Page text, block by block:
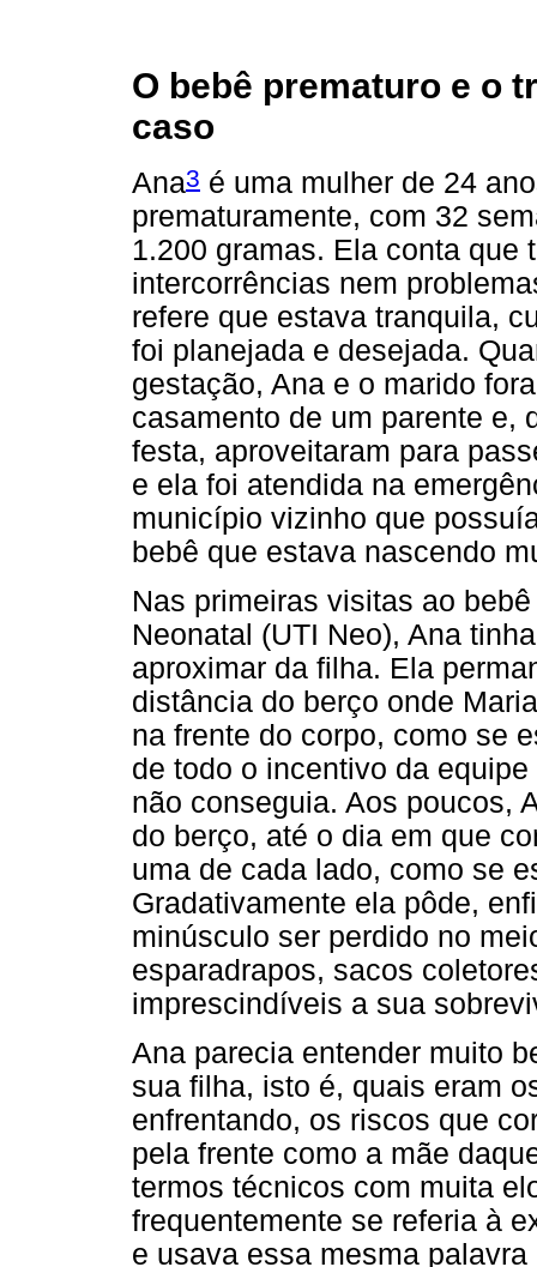
O bebê prematuro e o
caso
Ana3 é uma mulher de 24
prematuramente, com 32
1.200 gramas. Ela conta que
intercorrências nem
refere que estava tranquila,
foi planejada e desejada.
gestação, Ana e o marido
casamento de um parente e,
festa, aproveitaram para
e ela foi atendida na
município vizinho que
bebê que estava nascendo
Nas primeiras visitas ao
Neonatal (UTI Neo), Ana
aproximar da filha. Ela
distância do berço onde
na frente do corpo, como se
de todo o incentivo da
não conseguia. Aos poucos,
do berço, até o dia em que
uma de cada lado, como se
Gradativamente ela pôde,
minúsculo ser perdido no
esparadrapos, sacos
imprescindíveis a sua
Ana parecia entender muito
sua filha, isto é, quais eram
enfrentando, os riscos que
pela frente como a mãe
termos técnicos com muita
frequentemente se referia à
e usava essa mesma